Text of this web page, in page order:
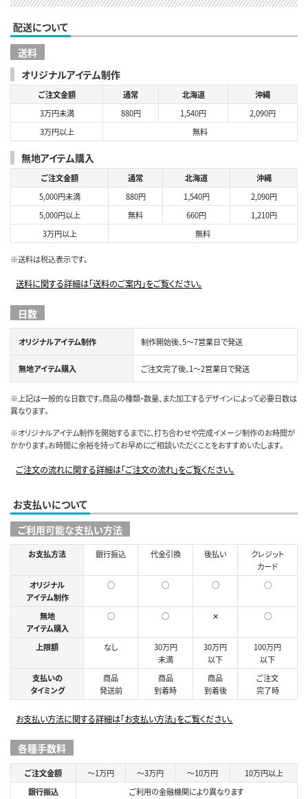
配送について
送料
オリジナルアイテム制作
ご注文金額 通常 北海道
沖縄
3万円未満
880円 1,540円
2,090円
3万円以上
無料
無地アイテム購入
ご注文金額 通常 北海道
沖縄
5,000円未満
880円 1,540円
2,090円
5,000円以上
無料 660円
1,210円
3万円以上
無料
※送料は税込表示です。
送料に関する詳細は「送料のご案内」をご覧ください。
日数
オリジナルアイテム制作 制作開始後、5～7営業日で発送
無地アイテム購入 ご注文完了後、1～2営業日で発送
※上記は一般的な日数です。商品の種類・数量、また加工するデザインによって必要日数は
異なります。
※オリジナルアイテム制作を開始するまでに、打ち合わせや完成イメージ制作のお時間が
かかります。お時間に余裕を持ってお早めにご相談いただくことをおすすめいたします。
ご注文の流れに関する詳細は「ご注文の流れ」をご覧ください。
お支払いについて
ご利用可能な支払い方法
お支払方法 銀行振込 代金引換 後払い
クレジット
カード
オリジナル
アイテム制作
○ ○ ○ ◯
無地
アイテム購入
○ ○ ✕ ○
上限額 なし
30万円
未満
30万円
以下
100万円
以下
支払いの
タイミング
商品
発送前
商品
到着時
商品
到着後
ご注文
完了時
お支払い方法に関する詳細は「お支払い方法」をご覧ください。
各種手数料
ご注文金額 ～1万円 ～3万円 ～10万円
10万円以上
銀行振込
ご利用の金融機関により異なります